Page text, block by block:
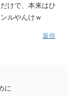
けで、本来はひ
ルやんけｗ
返信
に